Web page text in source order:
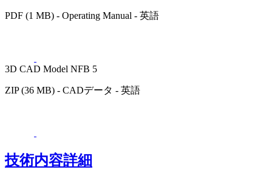
PDF (1 MB) - Operating Manual - 英語
3D CAD Model NFB 5
ZIP (36 MB) - CADデータ - 英語
技術内容詳細